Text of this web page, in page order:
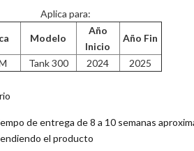
Aplica para:
Modelo
Año
Inicio
Año Fin
Tank 300 2024 2025
de entrega de 8 a 10 semanas
el producto